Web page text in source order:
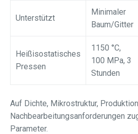
Unterstützt
Minimaler
Baum/Gitter
Heißisostatisches
Pressen
1150 °C,
100 MPa, 3
Stunden
Auf Dichte, Mikrostruktur,
Nachbearbeitungsanforderungen
Parameter.